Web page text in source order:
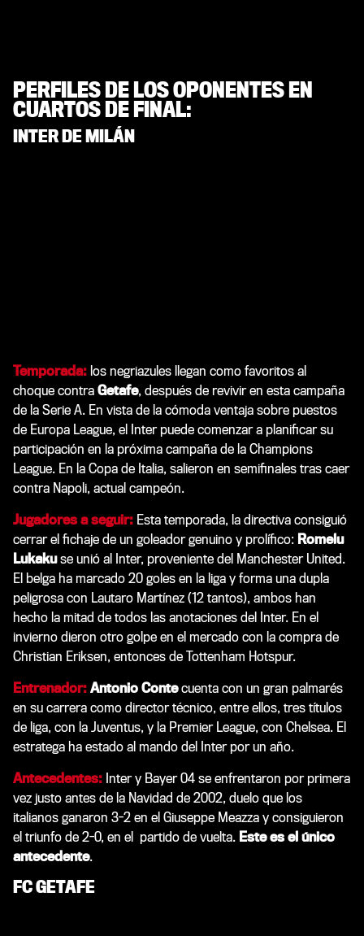
PERFILES DE LOS OPONENTES EN
CUARTOS DE FINAL:
INTER DE MILÁN
Temporada: los negriazules llegan como favoritos al
choque contra Getafe, después de revivir en esta campaña
de la Serie A. En vista de la cómoda ventaja sobre puestos
de Europa League, el Inter puede comenzar a planificar su
participación en la próxima campaña de la Champions
League. En la Copa de Italia, salieron en semifinales tras caer
contra Napoli, actual campeón.
Jugadores a seguir: Esta temporada, la directiva consiguió
cerrar el fichaje de un goleador genuino y prolífico: Romelu
Lukakuse unió al Inter, proveniente del Manchester United.
El belga ha marcado 20 goles en la liga y forma una dupla
peligrosa con Lautaro Martínez (12 tantos), ambos han
hecho la mitad de todos las anotaciones del Inter. En el
invierno dieron otro golpe en el mercado con la compra de
Christian Eriksen, entonces de Tottenham Hotspur.
Entrenador: Antonio Contecuenta con un gran palmarés
en su carrera como director técnico, entre ellos, tres títulos
de liga, con la Juventus, y la Premier League, con Chelsea. El
estratega ha estado al mando del Inter por un año.
Antecedentes: Inter y Bayer 04 se enfrentaron por primera
vez justo antes de la Navidad de 2002, duelo que los
italianos ganaron 3-2 en el Giuseppe Meazza y consiguieron
el triunfo de 2-0, en el partido de vuelta. Este es el único
antecedente.
FC GETAFE